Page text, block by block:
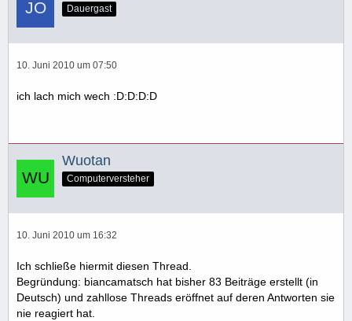
Dauergast
10. Juni 2010 um 07:50
ich lach mich wech :D:D:D:D
Wuotan
Computerversteher
10. Juni 2010 um 16:32
Ich schließe hiermit diesen Thread.
Begründung: biancamatsch hat bisher 83 Beiträge erstellt (in
Deutsch) und zahllose Threads eröffnet auf deren Antworten sie
nie reagiert hat.